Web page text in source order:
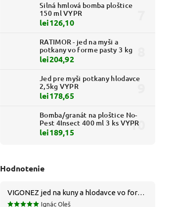
Silná hmlová bomba ploštice
150 ml VYPR
lei126,10
RATIMOR - jed na myši a
potkany vo forme pasty 3 kg
lei204,92
Jed pre myši potkany hlodavce
2,5kg VYPR
lei178,65
Bomba/granát na ploštice No-
Pest 4Insect 400 ml 3 ks VYPR
lei189,15
Hodnotenie
VIGONEZ jed na kuny a hlodavce vo forme pasty 1,5 kg
Ignác Oleš